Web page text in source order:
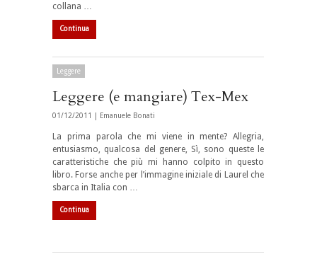
collana …
Continua
Leggere
Leggere (e mangiare) Tex-Mex
01/12/2011 | Emanuele Bonati
La prima parola che mi viene in mente? Allegria,
entusiasmo, qualcosa del genere, Sì, sono queste le
caratteristiche che più mi hanno colpito in questo
libro. Forse anche per l’immagine iniziale di Laurel che
sbarca in Italia con …
Continua